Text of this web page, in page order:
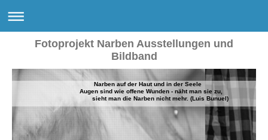
Fotoprojekt Narben Ausstellungen und
Bildband
Narben auf der Haut und in der Seele
Augen sind wie offene Wunden - näht man sie zu,
sieht man die Narben nicht mehr. (Luis Bunuel)